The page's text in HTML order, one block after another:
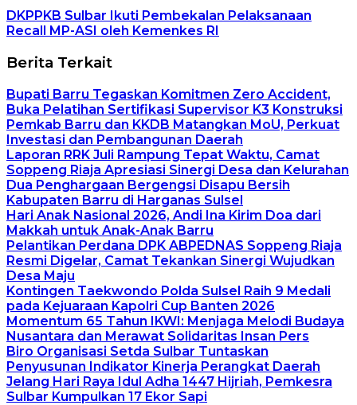
DKPPKB Sulbar Ikuti Pembekalan Pelaksanaan
Recall MP-ASI oleh Kemenkes RI
Berita Terkait
Bupati Barru Tegaskan Komitmen Zero Accident,
Buka Pelatihan Sertifikasi Supervisor K3 Konstruksi
Pemkab Barru dan KKDB Matangkan MoU, Perkuat
Investasi dan Pembangunan Daerah
Laporan RRK Juli Rampung Tepat Waktu, Camat
Soppeng Riaja Apresiasi Sinergi Desa dan Kelurahan
Dua Penghargaan Bergengsi Disapu Bersih
Kabupaten Barru di Harganas Sulsel
Hari Anak Nasional 2026, Andi Ina Kirim Doa dari
Makkah untuk Anak-Anak Barru
Pelantikan Perdana DPK ABPEDNAS Soppeng Riaja
Resmi Digelar, Camat Tekankan Sinergi Wujudkan
Desa Maju
Kontingen Taekwondo Polda Sulsel Raih 9 Medali
pada Kejuaraan Kapolri Cup Banten 2026
Momentum 65 Tahun IKWI: Menjaga Melodi Budaya
Nusantara dan Merawat Solidaritas Insan Pers
Biro Organisasi Setda Sulbar Tuntaskan
Penyusunan Indikator Kinerja Perangkat Daerah
Jelang Hari Raya Idul Adha 1447 Hijriah, Pemkesra
Sulbar Kumpulkan 17 Ekor Sapi